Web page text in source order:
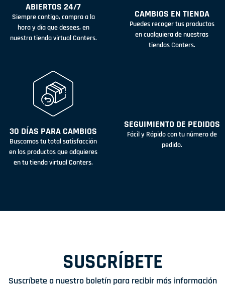
ABIERTOS 24/7
Siempre contigo, compra a la
hora y día que desees, en
nuestra tienda virtual Conters.
CAMBIOS EN TIENDA
Puedes recoger tus productos
en cualquiera de nuestras
tiendas Conters.
30 DÍAS PARA CAMBIOS
Buscamos tu total satisfacción
en los productos que adquieres
en tu tienda virtual Conters.
SEGUIMIENTO DE PEDIDOS
Fácil y Rápido con tu número de
pedido.
SUSCRÍBETE
Suscríbete a nuestro boletín para recibir más información